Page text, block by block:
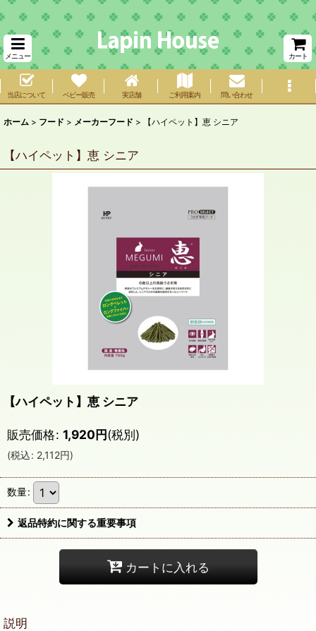
メニュー カート
当店について ベビー販売 実店舗 ご利用案内 問い合わせ
ホーム > フード > メーカーフード > 【ハイペット】恵 シニア
【ハイペット】恵 シニア
【ハイペット】恵 シニア
販売価格: 1,920円(税別)
(税込: 2,112円)
数量:
返品特約に関する重要事項
カートに入れる
説明